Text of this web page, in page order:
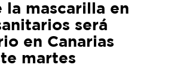
la mascarilla en
será
en Canarias
martes